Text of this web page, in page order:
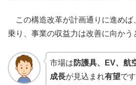
この構造改革が計画通りに進めば
乗り、事業の収益力は改善に向かう
市場は 防護具、EV、航
成長が見込まれ有望で